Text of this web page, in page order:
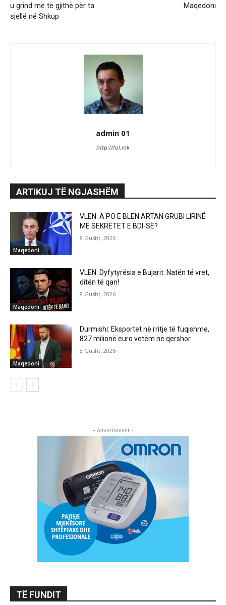
u grind me të gjithë për ta
sjellë në Shkup
Maqedoni
admin 01
http://fol.mk
ARTIKUJ TË NGJASHËM
Maqedoni
VLEN: A PO E BLEN ARTAN GRUBI LIRINË
ME SEKRETET E BDI-SË?
8 Gusht, 2026
Maqedoni
VLEN: Dyfytyrësia e Bujarit: Natën të vret,
ditën të qan!
8 Gusht, 2026
Maqedoni
Durmishi: Eksportet në rritje të fuqishme,
827 milionë euro vetëm në qershor
8 Gusht, 2026
- Advertisment -
TË FUNDIT